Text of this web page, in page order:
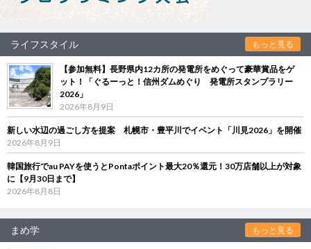
ライフスタイル もっと見る
【参加無料】長野県内12カ所の発電所をめぐって豪華賞品をゲ
ット！「ぐるーっと！信州ダムめぐり 発電所スタンプラリー
2026」
2026年8月9日
新しい水辺の過ごし方を提案 札幌市・豊平川でイベント「川見2026」を開催
2026年8月9日
韓国旅行でau PAYを使うとPontaポイント最大20％還元！30万店舗以上が対象
に【9月30日まで】
2026年8月8日
まめ学 もっと見る